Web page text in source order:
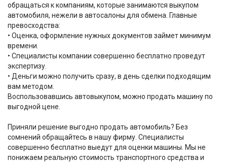
обращаться к компаниям, которые занимаются выкупом
автомобиля, нежели в автосалоны для обмена. Главные
превосходства:
• Оценка, оформление нужных документов займет минимум
времени.
• Специалисты компании совершенно бесплатно проведут
экспертизу.
• Деньги можно получить сразу, в день сделки подходящим
вам методом.
Воспользовавшись автовыкупом, можно продать машину по
выгодной цене.
Приняли решение выгодно продать автомобиль? Без
сомнений обращайтесь в нашу фирму. Специалисты
совершенно бесплатно выедут для оценки машины. Мы не
понижаем реальную стоимость транспортного средства и